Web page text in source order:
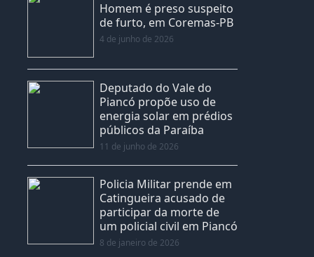
Homem é preso suspeito
de furto, em Coremas-PB
4 de junho de 2026
Deputado do Vale do
Piancó propõe uso de
energia solar em prédios
públicos da Paraíba
11 de junho de 2026
Policia Militar prende em
Catingueira acusado de
participar da morte de
um policial civil em Piancó
8 de janeiro de 2026